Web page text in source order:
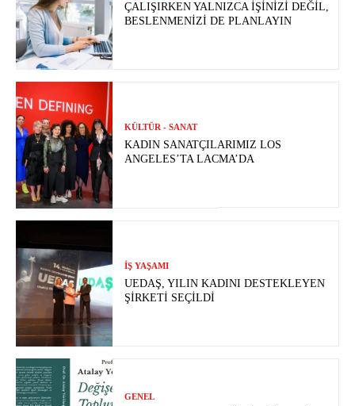
ÇALIŞIRKEN YALNIZCA İŞINIZI DEĞIL,
BESLENMENIZI DE PLANLAYIN
KÜLTÜR - SANAT
KADIN SANATÇILARIMIZ LOS
ANGELES’TA LACMA’DA
İŞ YAŞAMI
UEDAŞ, YILIN KADINI DESTEKLEYEN
ŞIRKETI SEÇILDI
GENEL